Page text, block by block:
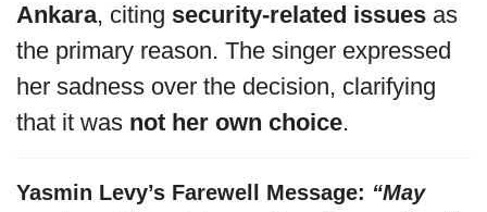
Ankara, citing security-related issues as
the primary reason. The singer expressed
her sadness over the decision, clarifying
that it was not her own choice.
Yasmin Levy’s Farewell Message: “May